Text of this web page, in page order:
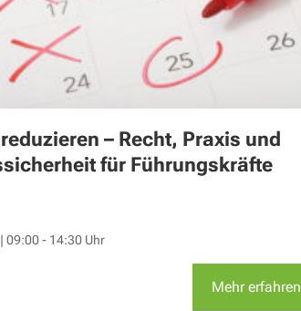
– Recht, Praxis und
für Führungskräfte
09:00 - 14:30 Uhr
Mehr erfahren